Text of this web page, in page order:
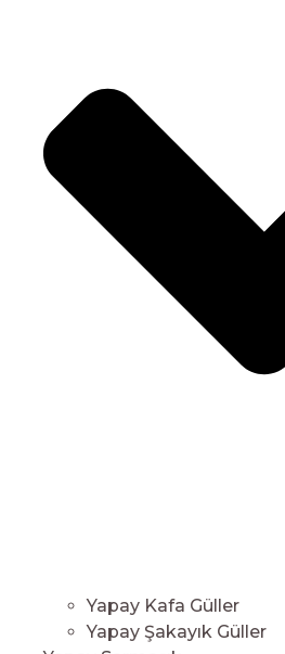
Yapay Kafa Güller
Yapay Şakayık Güller